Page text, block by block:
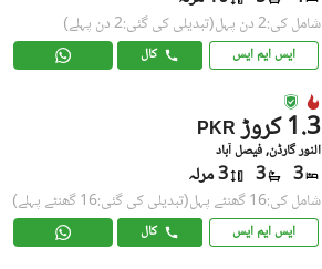
شامل کی:2 دن پہل (تبدیلی کی گئی:2 دن پہلے)
ایس ایم ایس کال
PKR 1.3 کروڑ
النور گارڈن, فیصل آباد
3
3 3 مرلہ
شامل کی:16 گھنٹے پہل (تبدیلی کی گئی:16 گھنٹے پہلے)
ایس ایم ایس کال